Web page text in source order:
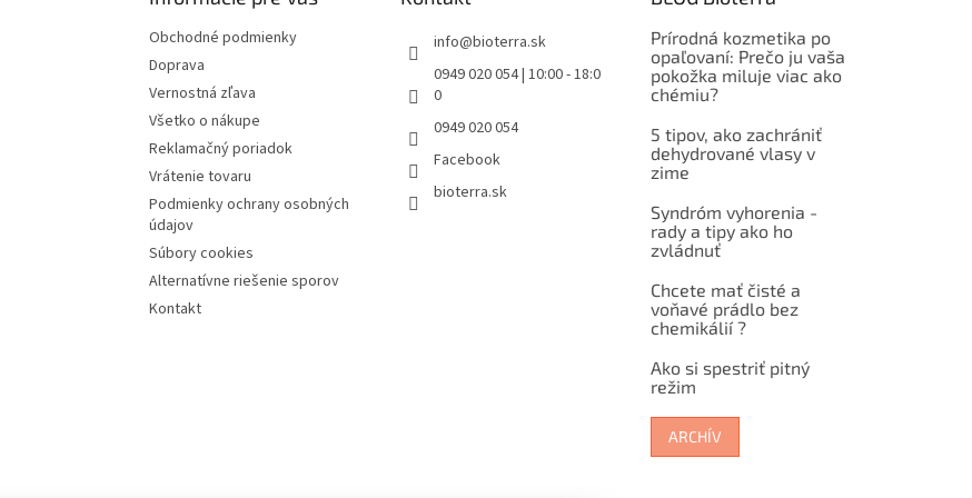
Obchodné podmienky
Doprava
Vernostná zľava
Všetko o nákupe
Reklamačný poriadok
Vrátenie tovaru
Podmienky ochrany osobných
údajov
Súbory cookies
Alternatívne riešenie sporov
Kontakt
info@bioterra.sk
0949 020 054 | 10:00 - 18:0
0
0949 020 054
Facebook
bioterra.sk
Prírodná kozmetika po
opaľovaní: Prečo ju vaša
pokožka miluje viac ako
chémiu?
5 tipov, ako zachrániť
dehydrované vlasy v
zime
Syndróm vyhorenia -
rady a tipy ako ho
zvládnuť
Chcete mať čisté a
voňavé prádlo bez
chemikálií ?
Ako si spestriť pitný
režim
ARCHÍV